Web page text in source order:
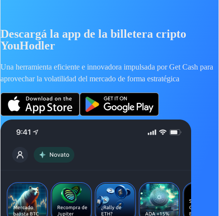
Descargá la app de la billetera cripto
YouHodler
Una herramienta eficiente e innovadora impulsada por Get Cash para
aprovechar la volatilidad del mercado de forma estratégica